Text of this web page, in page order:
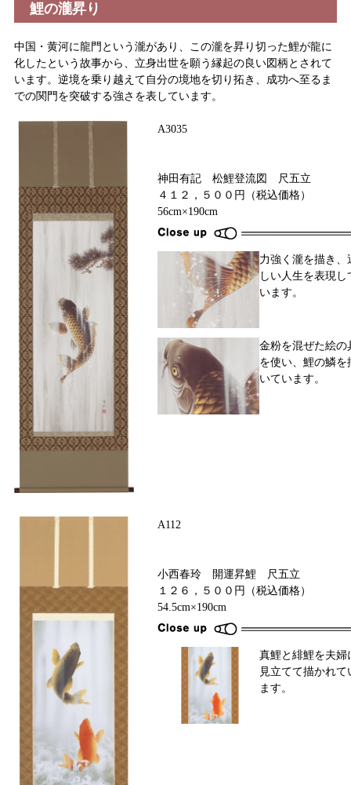
鯉の瀧昇り
中国・黄河に龍門という瀧があり、この瀧を昇り切った鯉が龍に
化したという故事から、立身出世を願う縁起の良い図柄とされて
います。逆境を乗り越えて自分の境地を切り拓き、成功へ至るま
での関門を突破する強さを表しています。
A3035
神田有記 松鯉登流図 尺五立
４１２，５００円（税込価格）
56cm×190cm
力強く瀧を描き、
しい人生を表現し
います。
金粉を混ぜた絵の
を使い、鯉の鱗を
いています。
A112
小西春玲 開運昇鯉 尺五立
１２６，５００円（税込価格）
54.5cm×190cm
真鯉と緋鯉を夫婦
見立てて描かれて
ます。